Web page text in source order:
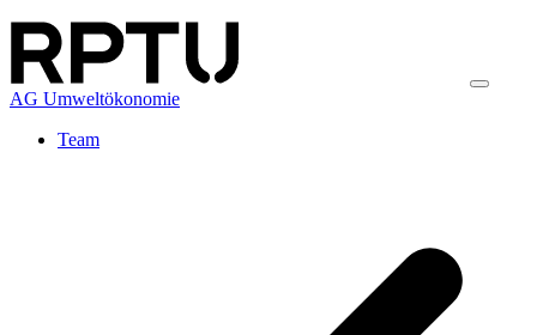
AG Umweltökonomie
Team